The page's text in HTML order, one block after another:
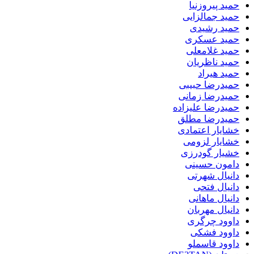
حمید پیروزنیا
حمید جمالزایی
حمید رشیدی
حمید عسکری
حمید غلامعلی
حمید ناظریان
حمید هیراد
حمیدرضا حبیبی
حمیدرضا زمانی
حمیدرضا علیزاده
حمیدرضا مطلق
خشایار اعتمادی
خشایار لزومی
خشیار گودرزی
دامون حسینی
دانیال شهرتی
دانیال فتحی
دانیال ماهانی
دانیال مهربان
داوود چرگری
داوود فشکی
داوود قاسملو